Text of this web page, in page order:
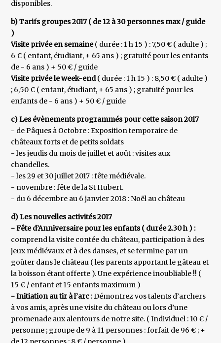
disponibles.
b) Tarifs groupes 2017 ( de 12 à 30 personnes max / guide
)
Visite privée en semaine( durée : 1 h 15 ) : 7,50 € ( adulte ) ;
6 € ( enfant, étudiant, + 65 ans ) ; gratuité pour les enfants
de - 6 ans ) + 50 € / guide
Visite privée le week-end( durée : 1 h 15 ) : 8,50 € ( adulte )
; 6,50 € ( enfant, étudiant, + 65 ans ) ; gratuité pour les
enfants de - 6 ans ) + 50 € / guide
c) Les évènements programmés pour cette saison 2017
- de Pâques à Octobre : Exposition temporaire de
châteaux forts et de petits soldats
- les jeudis du mois de juillet et août : visites aux
chandelles.
- les 29 et 30 juillet 2017 : fête médiévale.
- novembre : fête de la St Hubert.
- du 6 décembre au 6 janvier 2018 : Noël au château
d) Les nouvelles activités 2017
- Fête d’Anniversaire pour les enfants ( durée 2.30 h ) :
comprend la visite contée du château, participation à des
jeux médiévaux et à des danses, et se termine par un
goûter dans le château ( les parents apportant le gâteau et
la boisson étant offerte ). Une expérience inoubliable !! (
15 € / enfant et 15 enfants maximum )
- Initiation au tir à l’arc :Démontrez vos talents d’archers
à vos amis, après une visite du château ou lors d’une
promenade aux alentours de notre site. ( Individuel : 10 € /
personne ; groupe de 9 à 11 personnes : forfait de 96 € ; +